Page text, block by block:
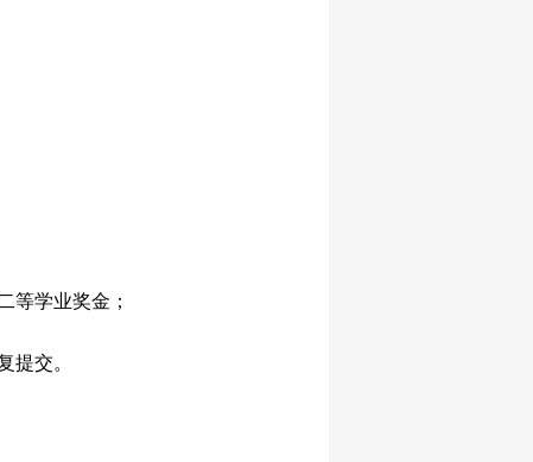
等学业奖金；
提交。